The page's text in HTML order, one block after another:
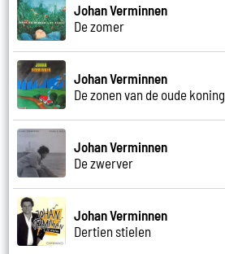
Johan Verminnen
De zomer
Johan Verminnen
De zonen van de oude koning
Johan Verminnen
De zwerver
Johan Verminnen
Dertien stielen